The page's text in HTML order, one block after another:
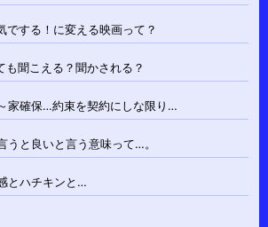
する！に変える映画って？
聞こえる？聞かされる？
家確保…約束を契約にしな限り…
うと良いと言う意味って…。
とハチキンと…